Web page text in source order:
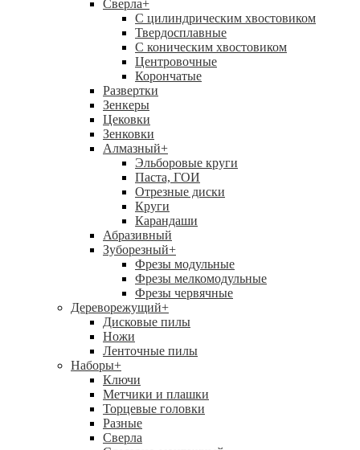
Сверла+
С цилиндрическим хвостовиком
Твердосплавные
С коническим хвостовиком
Центровочные
Корончатые
Развертки
Зенкеры
Цековки
Зенковки
Алмазный+
Эльборовые круги
Паста, ГОИ
Отрезные диски
Круги
Карандаши
Абразивный
Зуборезный+
Фрезы модульные
Фрезы мелкомодульные
Фрезы червячные
Дереворежущий+
Дисковые пилы
Ножи
Ленточные пилы
Наборы+
Ключи
Метчики и плашки
Торцевые головки
Разные
Сверла